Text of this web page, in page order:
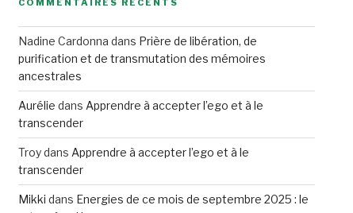
COMMENTAIRES RÉCENTS
Nadine Cardonna dans Prière de libération, de
purification et de transmutation des mémoires
ancestrales
Aurélie dans Apprendre à accepter l’ego et à le
transcender
Troydans Apprendre à accepter l’ego et à le
transcender
Mikki dans Energies de ce mois de septembre 2025 : le